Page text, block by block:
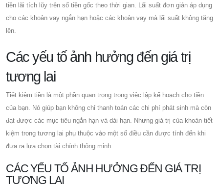
tiền lãi tích lũy trên số tiền gốc theo thời gian. Lãi suất đơn giản áp dụng
cho các khoản vay ngắn hạn hoặc các khoản vay mà lãi suất không tăng
lên.
Các yếu tố ảnh hưởng đến giá trị
tương lai
Tiết kiệm tiền là một phần quan trọng trong việc lập kế hoạch cho tiền
của bạn. Nó giúp bạn không chỉ thanh toán các chi phí phát sinh mà còn
đạt được các mục tiêu ngắn hạn và dài hạn. Nhưng giá trị của khoản tiết
kiệm trong tương lai phụ thuộc vào một số điều cần được tính đến khi
đưa ra lựa chọn tài chính thông minh.
CÁC YẾU TỐ ẢNH HƯỞNG ĐẾN GIÁ TRỊ
TƯƠNG LAI